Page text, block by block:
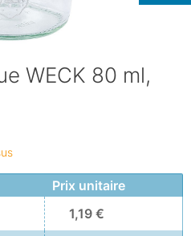
WECK 80 ml,
Prix unitaire
1,19 €